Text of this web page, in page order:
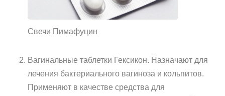
Свечи Пимафуцин
Вагинальные таблетки Гексикон. Назначают для
лечения бактериального вагиноза и кольпитов.
Применяют в качестве средства для